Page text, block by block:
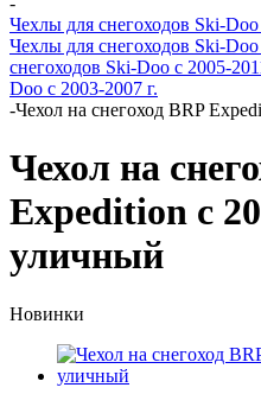
Чехлы для снегоходов Ski-Doo
Чехлы для снегоходов Ski-Doo
снегоходов Ski-Doo с 2005-
Doo с 2003-2007 г.
-Чехол на снегоход BRP
Чехол на
Expedition с
уличный
Новинки